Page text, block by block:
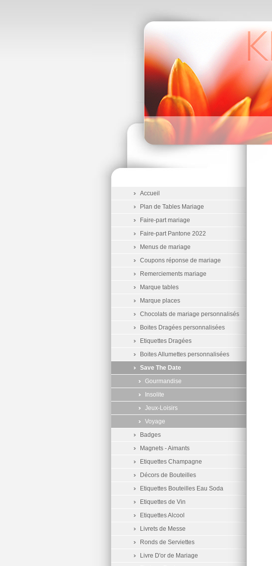
Accueil
Plan de Tables Mariage
Faire-part mariage
Faire-part Pantone 2022
Menus de mariage
Coupons réponse de mariage
Remerciements mariage
Marque tables
Marque places
Chocolats de mariage personnalisés
Boites Dragées personnalisées
Etiquettes Dragées
Boites Allumettes personnalisées
Save The Date
Gourmandise
Insolite
Jeux-Loisirs
Voyage
Badges
Magnets - Aimants
Etiquettes Champagne
Décors de Bouteilles
Etiquettes Bouteilles Eau Soda
Etiquettes de Vin
Etiquettes Alcool
Livrets de Messe
Ronds de Serviettes
Livre D'or de Mariage